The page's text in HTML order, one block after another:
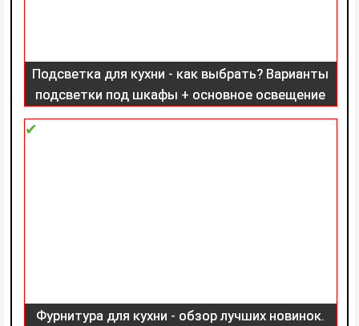
Подсветка для кухни - как выбрать? Варианты
подсветки под шкафы + основное освещение
(150 фото)
Фурнитура для кухни - обзор лучших новинок.